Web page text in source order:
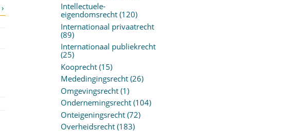
Intellectuele-
eigendomsrecht(120)
Internationaal privaatrecht
(89)
Internationaal publiekrecht
(25)
Kooprecht(15)
Mededingingsrecht(26)
Omgevingsrecht(1)
Ondernemingsrecht(104)
Onteigeningsrecht(72)
Overheidsrecht(183)